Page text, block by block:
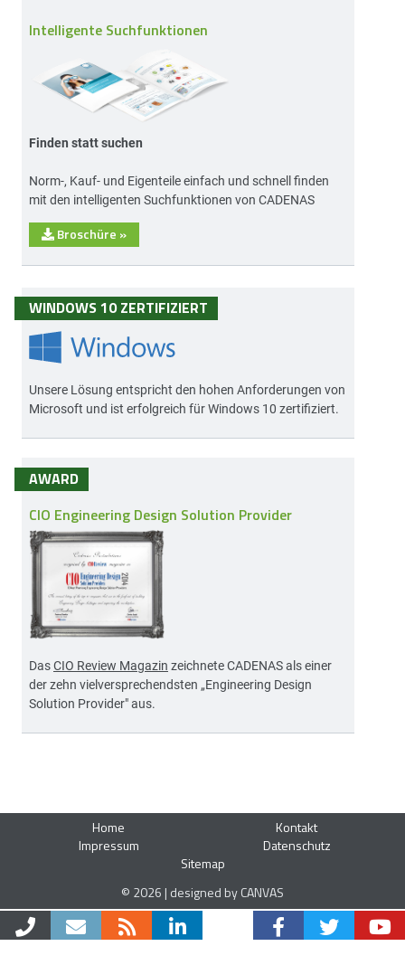
Intelligente Suchfunktionen
Finden statt suchen
Norm-, Kauf- und Eigenteile einfach und schnell finden
mit den intelligenten Suchfunktionen von CADENAS
Broschüre »
WINDOWS 10 ZERTIFIZIERT
Unsere Lösung entspricht den hohen Anforderungen von
Microsoft und ist erfolgreich für Windows 10 zertifiziert.
AWARD
CIO Engineering Design Solution Provider
DasCIO Review Magazin zeichnete CADENAS als einer
der zehn vielversprechendsten „Engineering Design
Solution Provider" aus.
Home
Kontakt
Impressum
Datenschutz
Sitemap
© 2026 | designed by CANVAS